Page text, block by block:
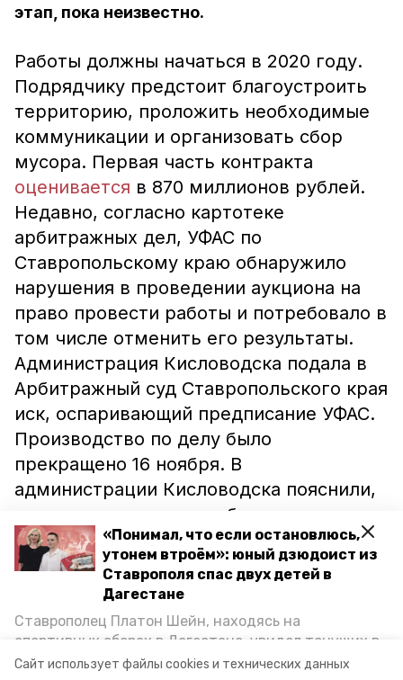
Сайт использует файлы cookies и технических данных
«Понимал, что если остановлюсь,
утонем втроём»: юный дзюдоист из
Ставрополя спас двух детей в
Дагестане
Ставрополец Платон Шейн, находясь на
спортивных сборах в Дегестане, увидел тонущих в
Каспийском море детей и бросился на помощь. По
этап, пока неизвестно.
Работы должны начаться в 2020 году.
Подрядчику предстоит благоустроить
территорию, проложить необходимые
коммуникации и организовать сбор
мусора. Первая часть контракта
оценивается в 870 миллионов рублей.
Недавно, согласно картотеке
арбитражных дел, УФАС по
Ставропольскому краю обнаружило
нарушения в проведении аукциона на
право провести работы и потребовало в
том числе отменить его результаты.
Администрация Кисловодска подала в
Арбитражный суд Ставропольского края
иск, оспаривающий предписание УФАС.
Производство по делу было
прекращено 16 ноября. В
администрации Кисловодска пояснили,
что урегулировали проблемы и
подписали контракт на проведение
работ. Исполнителем выступает
компания СМУ-4, которая в материалах
судебного дела числилась как третье
лицо, а ранее подала жалобу на
изначальный результат аукциона. Когда